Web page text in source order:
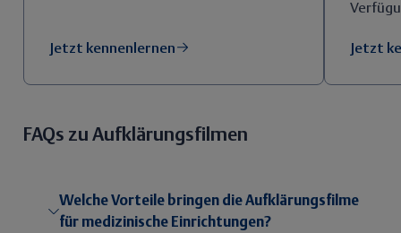
Jetzt kennenlernen Jetzt
FAQs zu Aufklärungsfilmen
Welche Vorteile bringen die Aufklärungsfilme
für medizinische Einrichtungen?